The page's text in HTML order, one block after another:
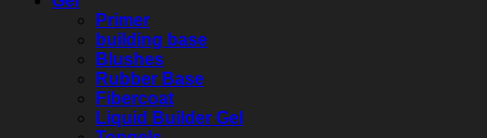
Primer
building base
Blushes
Rubber Base
Fibercoat
Liquid Builder Gel